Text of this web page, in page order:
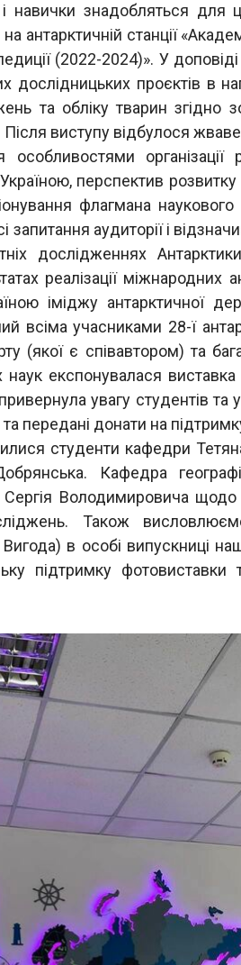
навички знадобляться для
антарктичній станції
(2022-2024)». У
дослідницьких проєктів в
та обліку тварин згідно
виступу відбулося
особливостями
Україною, перспектив
флагмана
аудиторії і
дослідженнях
реалізації міжнародних
іміджу антарктичної
всіма учасниками 28-ї
(якої є співавтором) та
наук експонувалася
увагу студентів та
передані донати на
студенти кафедри
Кафедра
Володимировича
Також
в особі випускниці
підтримку фотовиставки